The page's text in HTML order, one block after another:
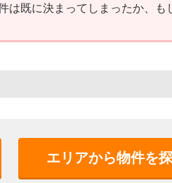
は既に決まってしまったか、も
エリアから物件を